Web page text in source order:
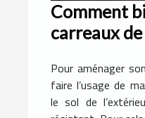
Comment
carreaux
Pour aménager
faire l’usage de
le sol de